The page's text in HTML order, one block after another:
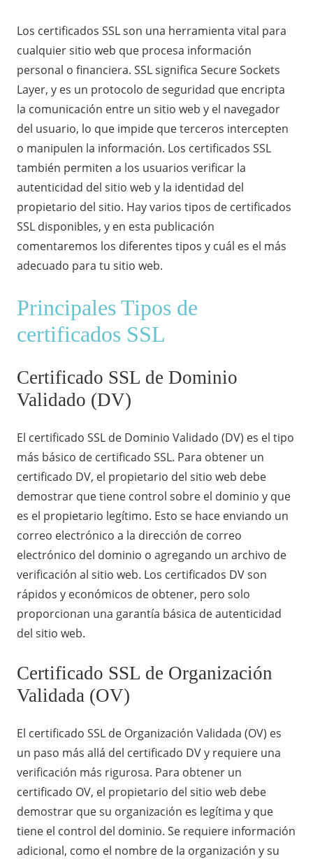
Los certificados SSLson una herramienta vital para
cualquier sitio web que procesa información
personal o financiera. SSL significa Secure Sockets
Layer, y es un protocolo de seguridad que encripta
la comunicación entre un sitio web y el navegador
del usuario, lo que impide que terceros intercepten
o manipulen la información. Los certificados SSL
también permiten a los usuarios verificar la
autenticidad del sitio web y la identidad del
propietario del sitio. Hay varios tipos de certificados
SSL disponibles, y en esta publicación
comentaremos los diferentes tipos y cuál es el más
adecuado para tu sitio web.
Principales Tipos de
certificados SSL
Certificado SSL de Dominio
Validado (DV)
El certificado SSL de Dominio Validado (DV) es el tipo
más básico de certificado SSL. Para obtener un
certificado DV, el propietario del sitio web debe
demostrar que tiene control sobre el dominio y que
es el propietario legítimo. Esto se hace enviando un
correo electrónico a la dirección de correo
electrónico del dominio o agregando un archivo de
verificación al sitio web. Los certificados DV son
rápidos y económicos de obtener, pero solo
proporcionan una garantía básica de autenticidad
del sitio web.
Certificado SSL de Organización
Validada (OV)
El certificado SSL de Organización Validada (OV) es
un paso más allá del certificado DV y requiere una
verificación más rigurosa. Para obtener un
certificado OV, el propietario del sitio web debe
demostrar que su organización es legítima y que
tiene el control del dominio. Se requiere información
adicional, como el nombre de la organización y su